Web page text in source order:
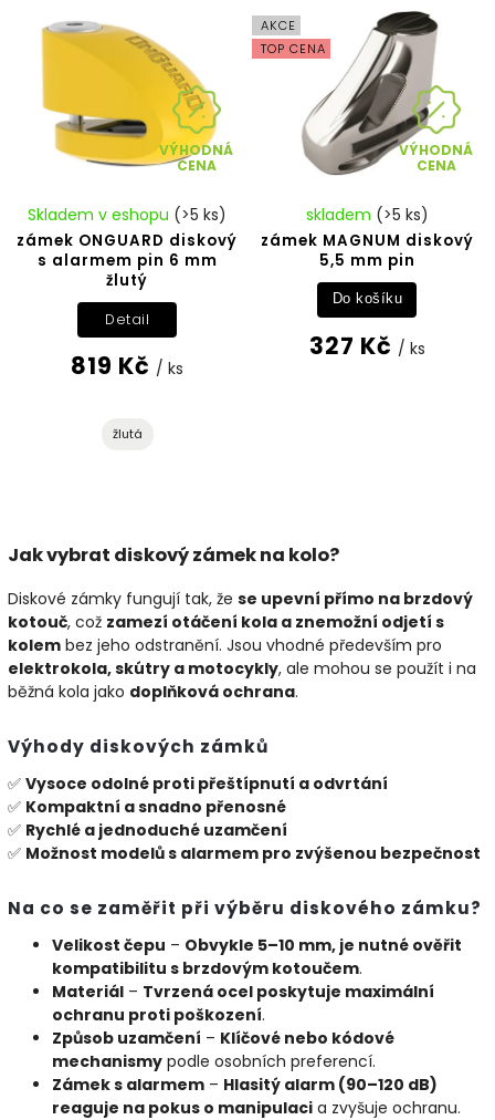
Abecedně
VÝHODNÁ
CENA
zámek ONGUARD diskový
s alarmem pin 6 mm
žlutý
Skladem v eshopu (>5 ks)
819 Kč / ks
Detail
žlutá
AKCE
TOP CENA
VÝHODNÁ
CENA
zámek MAGNUM diskový
5,5 mm pin
skladem (>5 ks)
327 Kč / ks
Do košíku
Jak vybrat diskový zámek na kolo?
Diskové zámky fungují tak, že se upevní přímo na brzdový
kotouč, což zamezí otáčení kola a znemožní odjetí s
kolem bez jeho odstranění. Jsou vhodné především pro
elektrokola, skútry a motocykly, ale mohou se použít i na
běžná kola jako doplňková ochrana.
Výhody diskových zámků
✅ Vysoce odolné proti přeštípnutí a odvrtání
✅ Kompaktní a snadno přenosné
✅ Rychlé a jednoduché uzamčení
✅ Možnost modelů s alarmem pro zvýšenou bezpečnost
Na co se zaměřit při výběru diskového zámku?
Velikost čepu – Obvykle 5–10 mm, je nutné ověřit
kompatibilitu s brzdovým kotoučem.
Materiál – Tvrzená ocel poskytuje maximální
ochranu proti poškození.
Způsob uzamčení – Klíčové nebo kódové
mechanismy podle osobních preferencí.
Zámek s alarmem – Hlasitý alarm (90–120 dB)
reaguje na pokus o manipulaci a zvyšuje ochranu.